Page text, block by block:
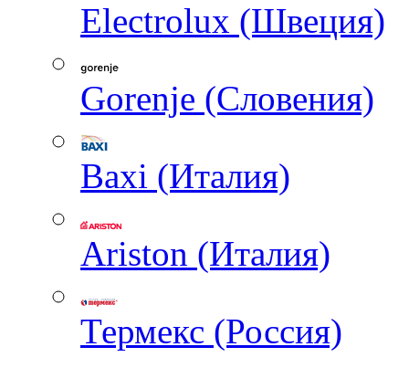
Electrolux (Швеция)
Gorenje (Словения)
Baxi (Италия)
Ariston (Италия)
Термекс (Россия)